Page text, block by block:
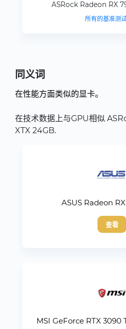
ASRock Radeon RX
所有的基准测
同义词
在性能方面类似的显卡。
在技术数据上与GPU相似
XTX 24GB.
ASUS Radeon
查看
MSI GeForce RTX 3090